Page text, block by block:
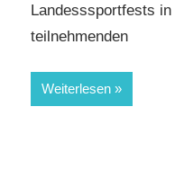
Landesssportfests
teilnehmenden
Weiterlesen